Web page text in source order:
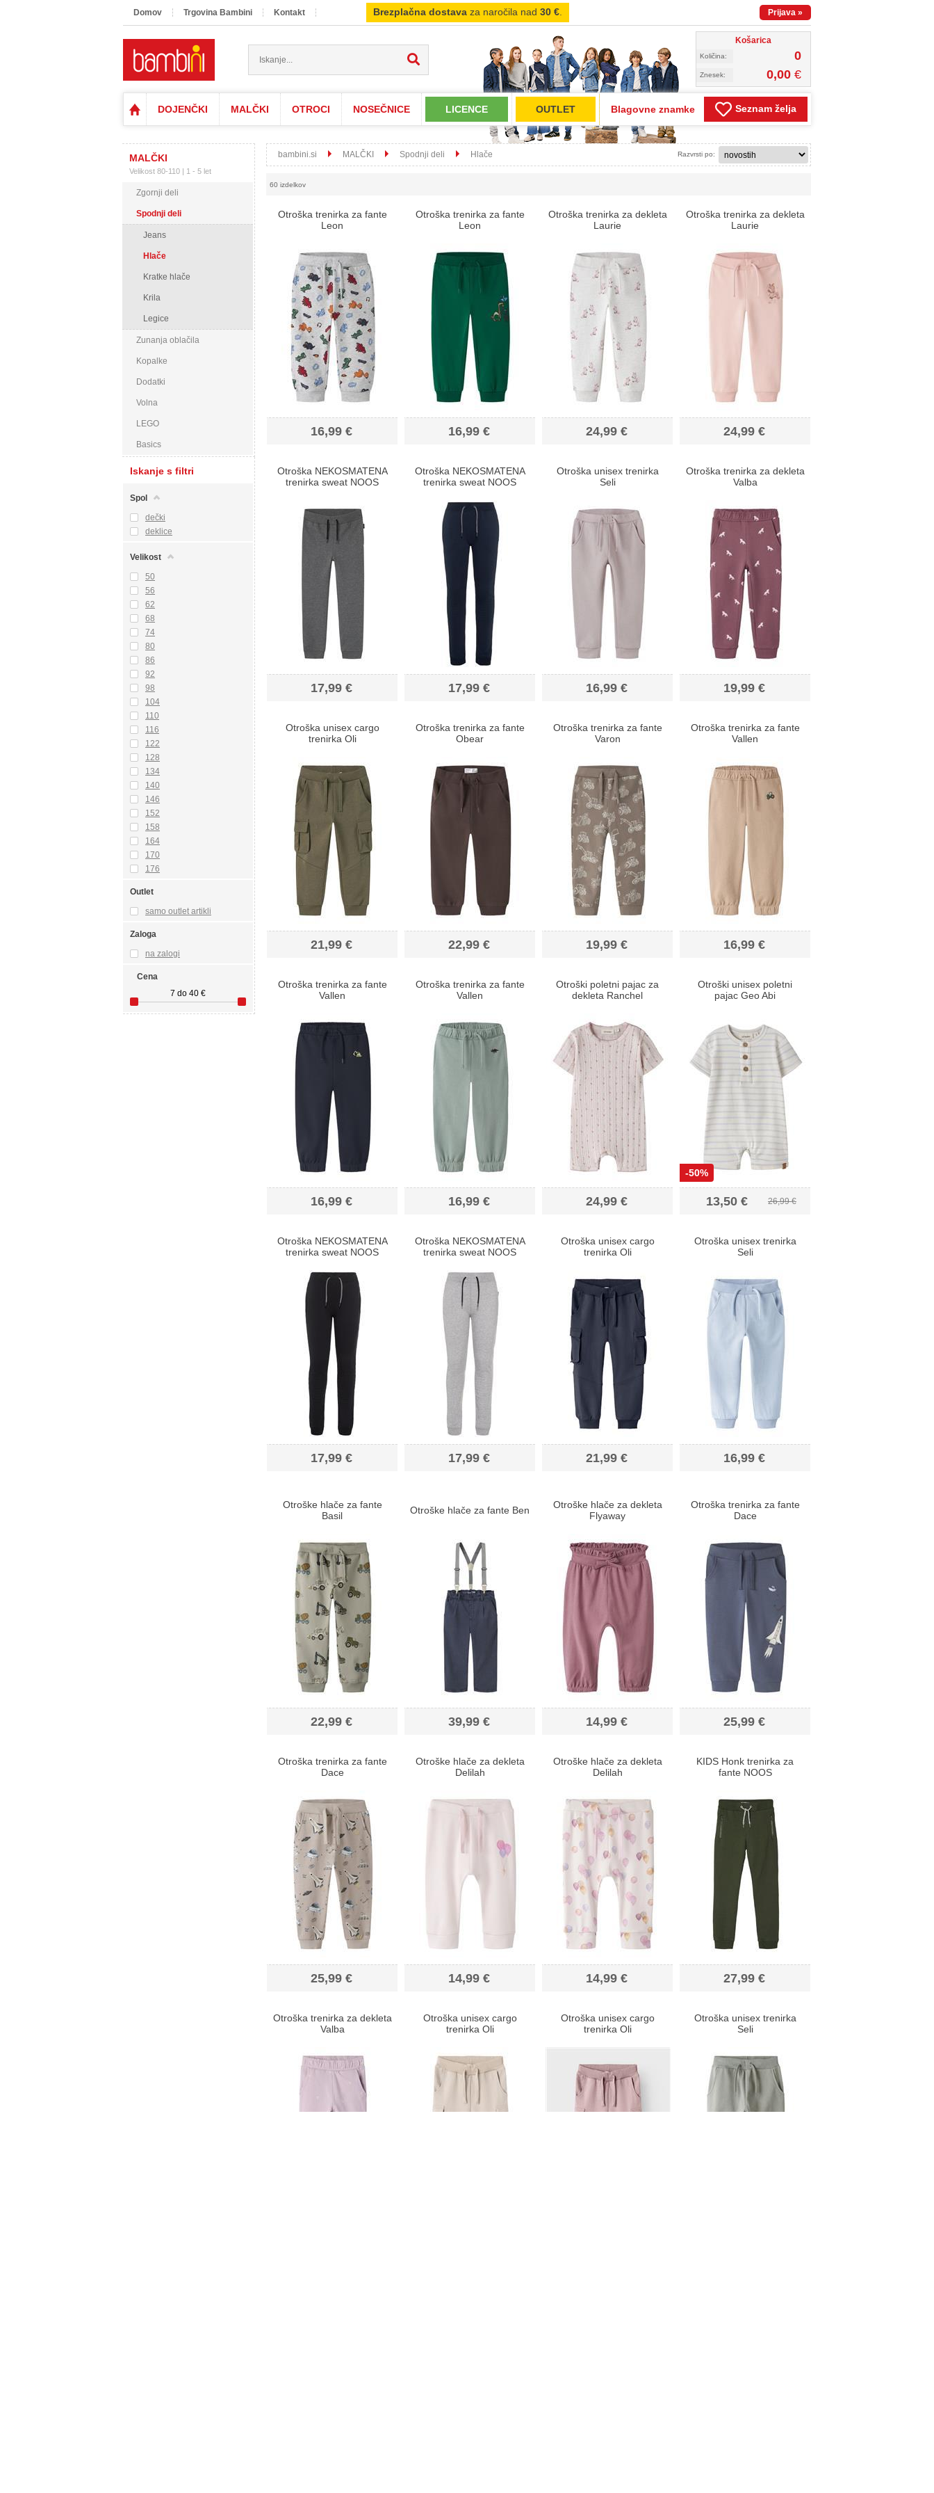
Domov Trgovina Bambini Kontakt Brezplačna dostava za naročila nad 30 € Prijava »
Košarica
Količina: 0
Znesek: 0,00 €
DOJENČKI MALČKI OTROCI NOSEČNICE LICENCE OUTLET Blagovne znamke Seznam želja
MALČKI
Velikost 80-110 | 1 - 5 let
Zgornji deli
Spodnji deli
Jeans
Hlače
Kratke hlače
Krila
Legice
Zunanja oblačila
Kopalke
Dodatki
Volna
LEGO
Basics
Iskanje s filtri
Spol
dečki
deklice
Velikost
50
56
62
68
74
80
86
92
98
104
110
116
122
128
134
140
146
152
158
164
170
176
Outlet
samo outlet artikli
Zaloga
na zalogi
Cena
7 do 40 €
bambini.si MALČKI Spodnji deli Hlače Razvrsti po:
60 izdelkov
Otroška trenirka za fante
Leon
16,99 €
Otroška trenirka za fante
Leon
16,99 €
Otroška trenirka za dekleta
Laurie
24,99 €
Otroška trenirka za dekleta
Laurie
24,99 €
Otroška NEKOSMATENA
trenirka sweat NOOS
17,99 €
Otroška NEKOSMATENA
trenirka sweat NOOS
17,99 €
Otroška unisex trenirka
Seli
16,99 €
Otroška trenirka za dekleta
Valba
19,99 €
Otroška unisex cargo
trenirka Oli
21,99 €
Otroška trenirka za fante
Obear
22,99 €
Otroška trenirka za fante
Varon
19,99 €
Otroška trenirka za fante
Vallen
16,99 €
Otroška trenirka za fante
Vallen
16,99 €
Otroška trenirka za fante
Vallen
16,99 €
Otroški poletni pajac za
dekleta Ranchel
24,99 €
-50%
Otroški unisex poletni
pajac Geo Abi
26,99 €
13,50 €
Otroška NEKOSMATENA
trenirka sweat NOOS
17,99 €
Otroška NEKOSMATENA
trenirka sweat NOOS
17,99 €
Otroška unisex cargo
trenirka Oli
21,99 €
Otroška unisex trenirka
Seli
16,99 €
Otroške hlače za fante
Basil
22,99 €
Otroške hlače za fante Ben
39,99 €
Otroške hlače za dekleta
Flyaway
14,99 €
Otroška trenirka za fante
Dace
25,99 €
Otroška trenirka za fante
Dace
25,99 €
Otroške hlače za dekleta
Delilah
14,99 €
Otroške hlače za dekleta
Delilah
14,99 €
KIDS Honk trenirka za
fante NOOS
27,99 €
Otroška trenirka za dekleta
Valba
Otroška unisex cargo
trenirka Oli
Otroška unisex cargo
trenirka Oli
Otroška unisex trenirka
Seli